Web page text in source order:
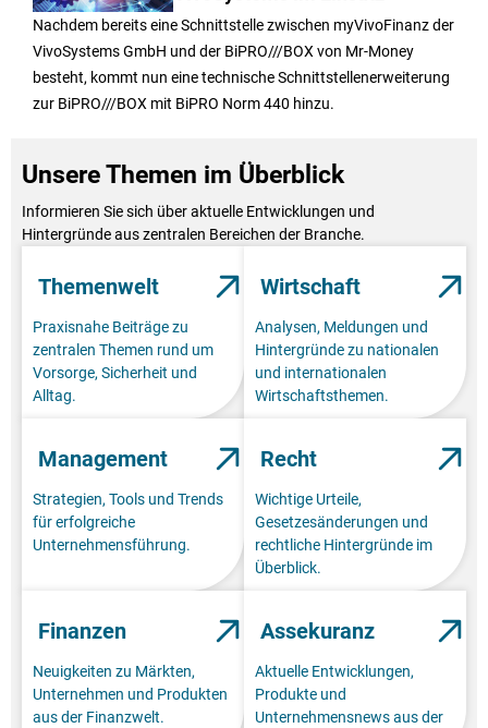
Nachdem bereits eine Schnittstelle zwischen myVivoFinanz der
VivoSystems GmbH und der BiPRO///BOX von Mr-Money
besteht, kommt nun eine technische Schnittstellenerweiterung
zur BiPRO///BOX mit BiPRO Norm 440 hinzu.
Unsere Themen im Überblick
Informieren Sie sich über aktuelle Entwicklungen und
Hintergründe aus zentralen Bereichen der Branche.
Themenwelt
Praxisnahe Beiträge zu
zentralen Themen rund um
Vorsorge, Sicherheit und
Alltag.
Wirtschaft
Analysen, Meldungen und
Hintergründe zu nationalen
und internationalen
Wirtschaftsthemen.
Management
Strategien, Tools und Trends
für erfolgreiche
Unternehmensführung.
Recht
Wichtige Urteile,
Gesetzesänderungen und
rechtliche Hintergründe im
Überblick.
Finanzen
Neuigkeiten zu Märkten,
Unternehmen und Produkten
aus der Finanzwelt.
Assekuranz
Aktuelle Entwicklungen,
Produkte und
Unternehmensnews aus der